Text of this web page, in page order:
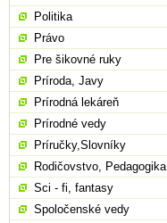
Politika
Právo
Pre šikovné ruky
Príroda, Javy
Prírodná lekáreň
Prírodné vedy
Príručky,Slovníky
Rodičovstvo, Pedagogika
Sci - fi, fantasy
Spoločenské vedy